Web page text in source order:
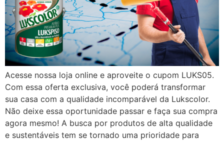
Acesse nossa loja online e aproveite o cupom LUKS05.
Com essa oferta exclusiva, você poderá transformar
sua casa com a qualidade incomparável da Lukscolor.
Não deixe essa oportunidade passar e faça sua compra
agora mesmo! A busca por produtos de alta qualidade
e sustentáveis tem se tornado uma prioridade para